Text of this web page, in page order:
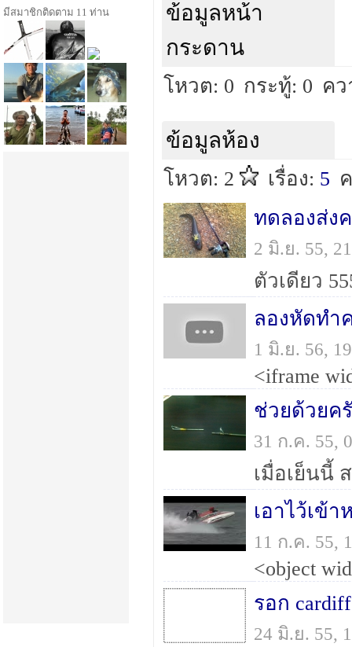
ข้อมูลหน้า
กระดาน
โหวต: 0 กระทู้: 0 ค
ข้อมูลห้อง
โหวต: 2 เรื่อง: 5
ทดลองส่ง
2 มิ.ย. 55,
ตัวเดียว
ลองหัดทำ
1 มิ.ย. 56,
ช่วยด้วยค
31 ก.ค. 55,
เอาไว้เข้
11 ก.ค. 55,
รอก
24 มิ.ย. 55,
มีสมาชิกติดตาม 11 ท่าน